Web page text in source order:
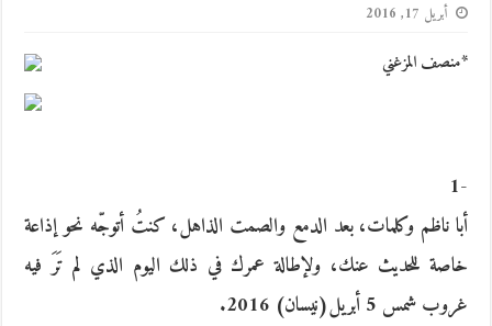
أبريل 17, 2016
*منصف المزغني
-1
أبا ناظم وكلمات، بعد الدمع والصمت الذاهل، كنتُ أتوجّه نحو إذاعة
خاصة للحديث عنك، ولإطالة عمرك في ذلك اليوم الذي لم تَرَ فيه
غروب شمس 5 أبريل(نيسان) 2016.